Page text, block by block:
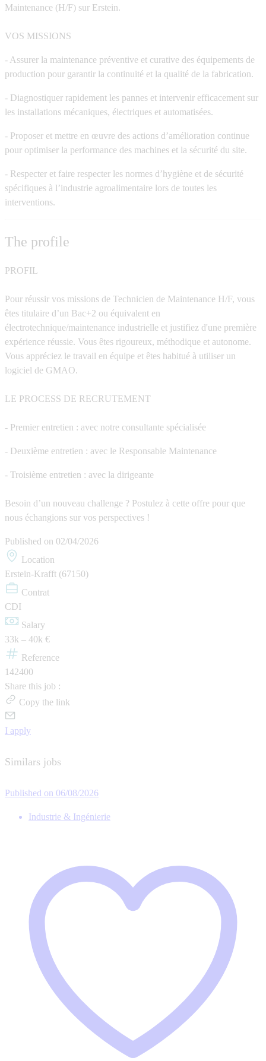
Maintenance (H/F) sur Erstein.
VOS MISSIONS
- Assurer la maintenance préventive et curative des équipements de
production pour garantir la continuité et la qualité de la fabrication.
- Diagnostiquer rapidement les pannes et intervenir efficacement sur
les installations mécaniques, électriques et automatisées.
- Proposer et mettre en œuvre des actions d’amélioration continue
pour optimiser la performance des machines et la sécurité du site.
- Respecter et faire respecter les normes d’hygiène et de sécurité
spécifiques à l’industrie agroalimentaire lors de toutes les
interventions.
The profile
PROFIL
Pour réussir vos missions de Technicien de Maintenance H/F, vous
êtes titulaire d’un Bac+2 ou équivalent en
électrotechnique/maintenance industrielle et justifiez d'une première
expérience réussie. Vous êtes rigoureux, méthodique et autonome.
Vous appréciez le travail en équipe et êtes habitué à utiliser un
logiciel de GMAO.
LE PROCESS DE RECRUTEMENT
- Premier entretien : avec notre consultante spécialisée
- Deuxième entretien : avec le Responsable Maintenance
- Troisième entretien : avec la dirigeante
Besoin d’un nouveau challenge ? Postulez à cette offre pour que
nous échangions sur vos perspectives !
Published on 02/04/2026
Location
Erstein-Krafft (67150)
Contrat
CDI
Salary
33k – 40k €
Reference
142400
Share this job :
Copy the link
I apply
Similars jobs
Published on 06/08/2026
Industrie & Ingénierie